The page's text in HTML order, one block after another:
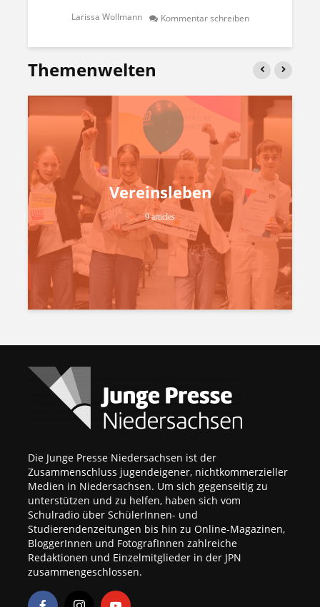
Larissa Wollmann Kommentar schreiben
Themenwelten
Vereinsleben
9 articles
Die Junge Presse Niedersachsen ist der
Zusammenschluss jugendeigener, nichtkommerzieller
Medien in Niedersachsen. Um sich gegenseitig zu
unterstützen und zu helfen, haben sich vom
Schulradio über SchülerInnen- und
Studierendenzeitungen bis hin zu Online-Magazinen,
BloggerInnen und FotografInnen zahlreiche
Redaktionen und Einzelmitglieder in der JPN
zusammengeschlossen.